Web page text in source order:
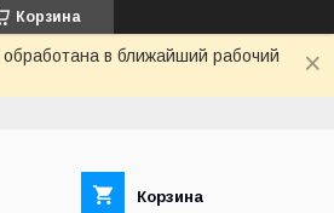
Корзина
в ближайший рабочий
Корзина